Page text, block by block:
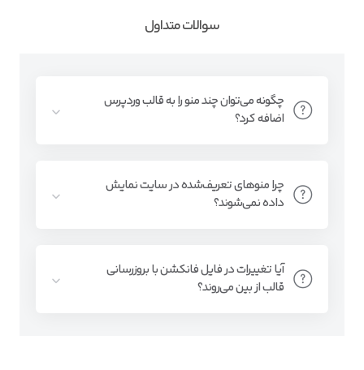
سوالات متداول
چگونه می‌توان چند منو را به قالب وردپرس
اضافه کرد؟
چرا منوهای تعریف‌شده در سایت نمایش
داده نمی‌شوند؟
آیا تغییرات در فایل فانکشن با بروزرسانی
قالب از بین می‌روند؟